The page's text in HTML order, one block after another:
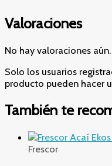
Valoraciones
No hay valoraciones aún.
Solo los usuarios
producto pueden hacer
También te
Frescor